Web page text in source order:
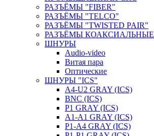
РАЗЪЁМЫ "FIBER"
РАЗЪЁМЫ "TELCO"
РАЗЪЁМЫ "TWISTED PAIR"
РАЗЪЁМЫ КОАКСИАЛЬНЫЕ
ШНУРЫ
Audio-video
Витая пара
Оптические
ШНУРЫ "ICS"
A4-U2 GRAY (ICS)
BNC (ICS)
P1 GRAY (ICS)
A1-A1 GRAY (ICS)
P1-A4 GRAY (ICS)